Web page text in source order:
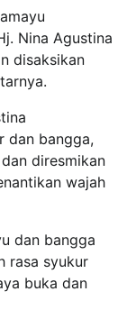
Nina Agustina
disaksikan
dan bangga,
diresmikan
wajah
dan bangga
rasa syukur
buka dan